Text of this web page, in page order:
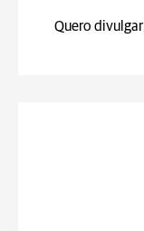
Quero divulgar